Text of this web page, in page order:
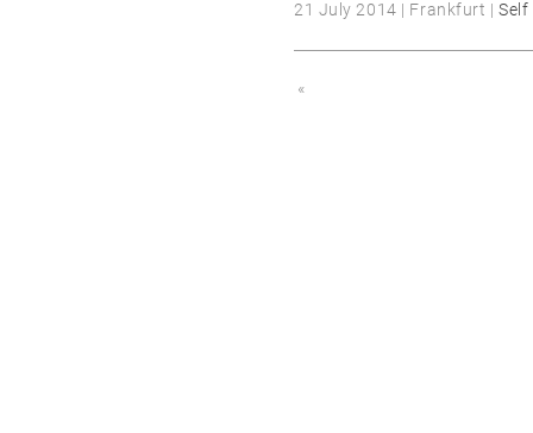
21 July 2014 | Frankfurt |Self
«